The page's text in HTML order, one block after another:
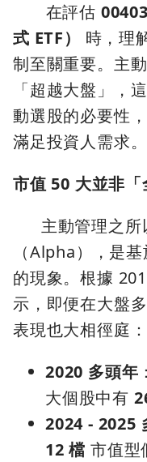
在評估
式 ETF）
時，理
制至關重要。主
「超越大盤」，
動選股的必要性
滿足投資人需求。
市值 50 大並非「
主動管理之所
（Alpha），是
的現象。根據
示，即便在大盤
表現也大相徑庭：
2020 多頭年
大個股中有
2024 - 2025
12 檔 市值型